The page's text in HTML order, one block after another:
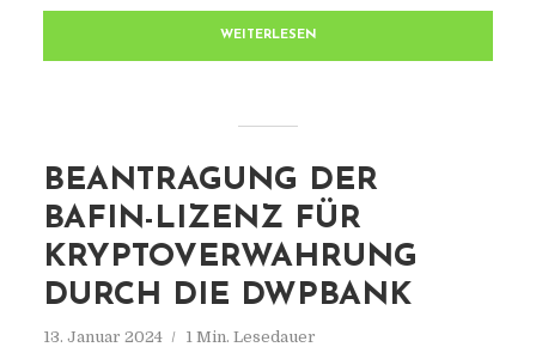
WEITERLESEN
BEANTRAGUNG DER
BAFIN-LIZENZ FÜR
KRYPTOVERWAHRUNG
DURCH DIE DWPBANK
13. Januar 2024 1 Min. Lesedauer